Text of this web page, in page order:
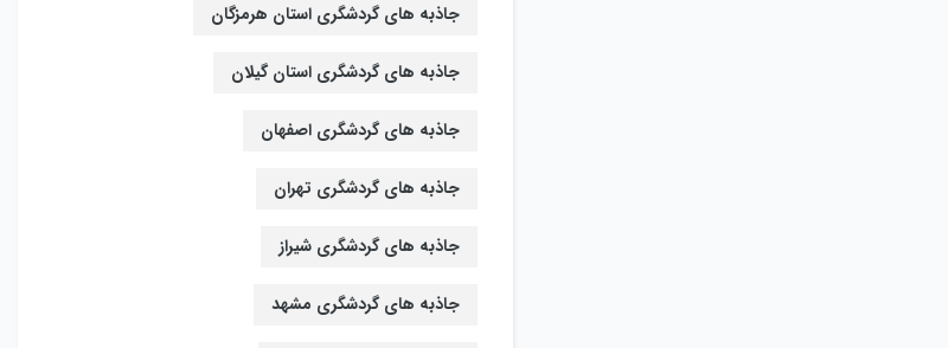
جاذبه های گردشگری استان هرمزگان
جاذبه های گردشگری استان گیلان
جاذبه های گردشگری اصفهان
جاذبه های گردشگری تهران
جاذبه های گردشگری شیراز
جاذبه های گردشگری مشهد